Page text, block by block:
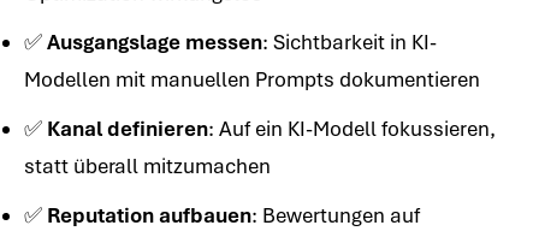
✅Ausgangslage messen: Sichtbarkeit in KI-
Modellen mit manuellen Prompts dokumentieren
✅ Kanal definieren: Auf ein KI-Modell fokussieren,
statt überall mitzumachen
✅ Reputation aufbauen: Bewertungen auf